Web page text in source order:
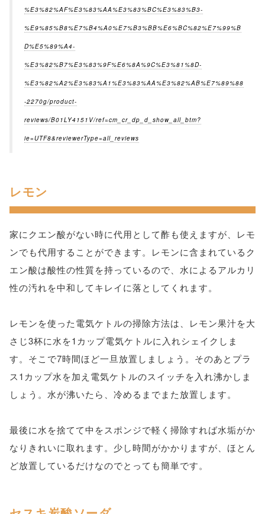
%E3%82%AF%E3%83%AA%E3%83%BC%E3%83%B3-
%E9%85%B8%E7%B4%A0%E7%B3%BB%E6%BC%82%E7%99%B
D%E5%89%A4-
%E3%82%B7%E3%83%9F%E6%8A%9C%E3%81%8D-
%E3%82%A2%E3%83%A1%E3%83%AA%E3%82%AB%E7%89%88
-2270g/product-
reviews/B01LY4151V/ref=cm_cr_dp_d_show_all_btm?
ie=UTF8&reviewerType=all_reviews
レモン
家にクエン酸がない時に代用として酢も使えますが、レモ
ンでも代用することができます。レモンに含まれているク
エン酸は酸性の性質を持っているので、水によるアルカリ
性の汚れを中和してキレイに落としてくれます。
レモンを使った電気ケトルの掃除方法は、レモン果汁を大
さじ3杯に水を1カップ電気ケトルに入れシェイクしま
す。そこで7時間ほど一旦放置しましょう。そのあとプラ
ス1カップ水を加え電気ケトルのスイッチを入れ沸かしま
しょう。水が沸いたら、冷めるまでまた放置します。
最後に水を捨てて中をスポンジで軽く掃除すれば水垢がか
なりきれいに取れます。少し時間がかかりますが、ほとん
ど放置しているだけなのでとっても簡単です。